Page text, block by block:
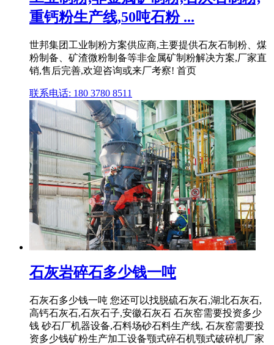
重钙粉生产线,50吨石粉 ...
世邦集团工业制粉方案供应商,主要提供石灰石制粉、煤
粉制备、矿渣微粉制备等非金属矿制粉解决方案,厂家直
销,售后完善,欢迎咨询或来厂考察! 首页
联系电话: 180 3780 8511
石灰岩碎石多少钱一吨
石灰石多少钱一吨 您还可以找脱硫石灰石,湖北石灰石,
高钙石灰石,石灰石子,安徽石灰石 石灰窑需要投资多少
钱 砂石厂机器设备,石料场砂石料生产线, 石灰窑需要投
资多少钱矿粉生产加工设备颚式碎石机颚式破碎机厂家